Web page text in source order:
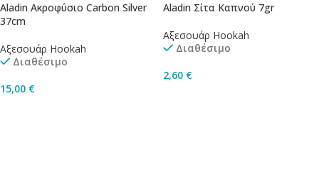
Aladin Ακροφύσιο Carbon Silver
37cm
Αξεσουάρ Hookah
Διαθέσιμο
15,00 €
Aladin Σίτα Καπνού 7gr
Αξεσουάρ Hookah
Διαθέσιμο
2,60 €